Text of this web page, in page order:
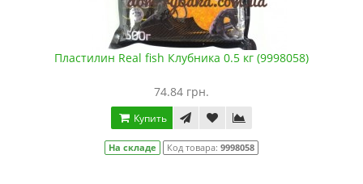
Пластилин Real fish Клубника 0.5 кг (9998058)
74.84 грн.
Купить
На складе Код товара: 9998058